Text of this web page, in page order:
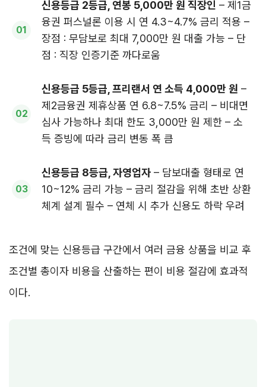
신용등급 2등급, 연봉 5,000만 원 직장인 – 제1금
융권 퍼스널론 이용 시 연 4.3~4.7% 금리 적용 –
장점 : 무담보로 최대 7,000만 원 대출 가능 – 단
점 : 직장 인증기준 까다로움
신용등급 5등급, 프리랜서 연 소득 4,000만 원 –
제2금융권 제휴상품 연 6.8~7.5% 금리 – 비대면
심사 가능하나 최대 한도 3,000만 원 제한 – 소
득 증빙에 따라 금리 변동 폭 큼
신용등급 8등급, 자영업자 – 담보대출 형태로 연
10~12% 금리 가능 – 금리 절감을 위해 초반 상환
체계 설계 필수 – 연체 시 추가 신용도 하락 우려
조건에 맞는 신용등급 구간에서 여러 금융 상품을 비교 후
조건별 총이자 비용을 산출하는 편이 비용 절감에 효과적
이다.